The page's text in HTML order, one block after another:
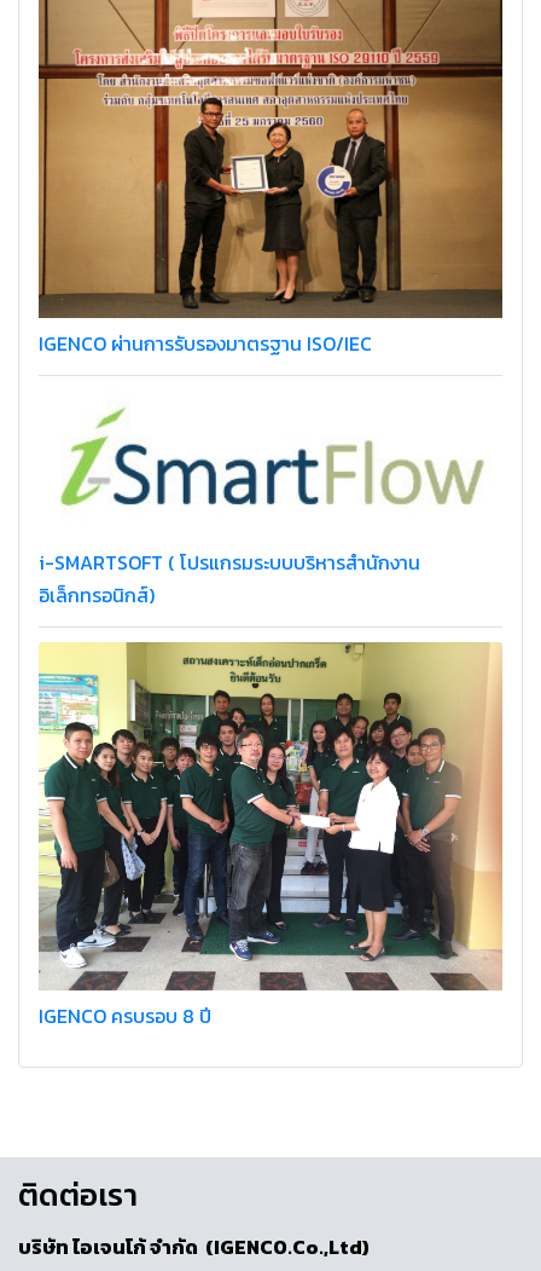
IGENCO ผ่านการรับรองมาตรฐาน ISO/IEC
i-SMARTSOFT ( โปรแกรมระบบบริหารสำนักงาน
อิเล็กทรอนิกส์)
IGENCO ครบรอบ 8 ปี
ติดต่อเรา
บริษัท ไอเจนโก้ จำกัด (IGENCO.Co.,Ltd)